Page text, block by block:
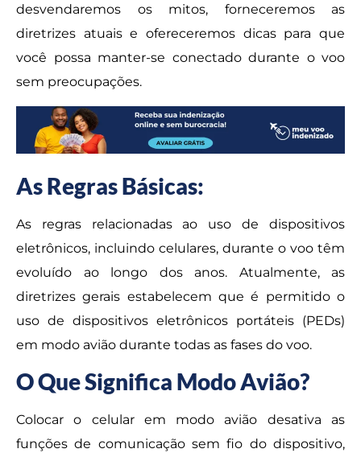
desvendaremos os mitos, forneceremos as
diretrizes atuais e ofereceremos dicas para que
você possa manter-se conectado durante o voo
sem preocupações.
As Regras Básicas:
As regras relacionadas ao uso de dispositivos
eletrônicos, incluindo celulares, durante o voo têm
evoluído ao longo dos anos. Atualmente, as
diretrizes gerais estabelecem que é permitido o
uso de dispositivos eletrônicos portáteis (PEDs)
em modo avião durante todas as fases do voo.
O Que Significa Modo Avião?
Colocar o celular em modo avião desativa as
funções de comunicação sem fio do dispositivo,